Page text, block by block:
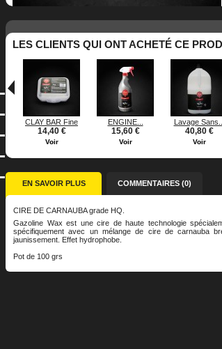
LES CLIENTS QUI ONT ACHETÉ CE
CLAY BAR Fine
14,40 €
Voir
ENGINE...
15,60 €
Voir
Lavage Sans...
40,80 €
Voir
EN SAVOIR PLUS COMMENTAIRES (0)
CIRE DE CARNAUBA grade HQ.
Gazoline Wax est une cire de haute technologie
spécifiquement avec un mélange de cire de carnauba
jaunissement. Effet hydrophobe.
Pot de 100 grs